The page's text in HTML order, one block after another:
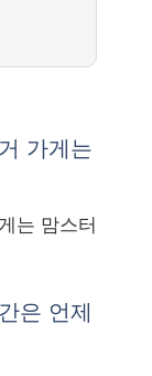
가게는
는 맘스터
은 언제